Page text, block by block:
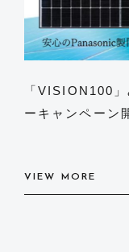
「VISION100
ーキャンペーン
VIEW MORE